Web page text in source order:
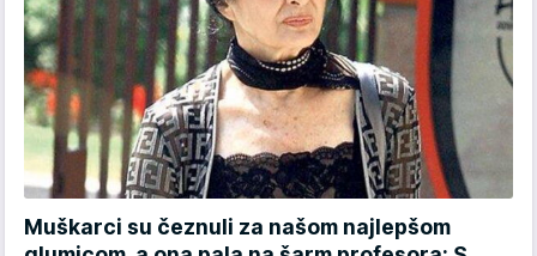
Muškarci su čeznuli za našom najlepšom